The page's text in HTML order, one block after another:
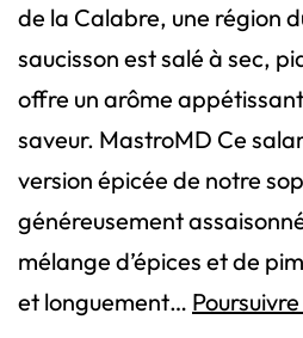
de la Calabre, une région
saucisson est salé à sec,
offre un arôme
saveur. MastroMD Ce
version épicée de notre
généreusement
mélange d’épices et de
et longuement…